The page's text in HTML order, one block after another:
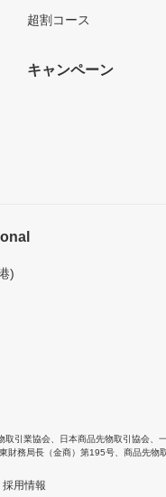
超割コース
キャンペーン
)
取引業協会 日本商品先物取引協会
財務局長（金商）第195号、商品先物
採用情報